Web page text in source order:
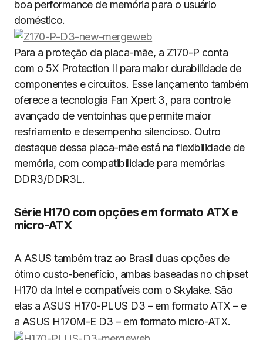
boa performance de memória para o usuário
doméstico.
Para a proteção da placa-mãe, a Z170-P conta
com o 5X Protection II para maior durabilidade de
componentes e circuitos. Esse lançamento também
oferece a tecnologia Fan Xpert 3, para controle
avançado de ventoinhas que permite maior
resfriamento e desempenho silencioso. Outro
destaque dessa placa-mãe está na flexibilidade de
memória, com compatibilidade para memórias
DDR3/DDR3L.
Série H170 com opções em formato ATX e
micro-ATX
A ASUS também traz ao Brasil duas opções de
ótimo custo-benefício, ambas baseadas no chipset
H170 da Intel e compatíveis com o Skylake. São
elas a ASUS H170-PLUS D3 – em formato ATX – e
a ASUS H170M-E D3 – em formato micro-ATX.